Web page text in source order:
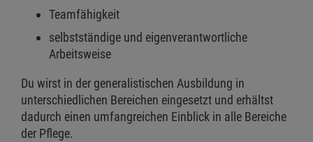
Teamfähigkeit
selbstständige und eigenverantwortliche
Arbeitsweise
Du wirst in der generalistischen Ausbildung in
unterschiedlichen Bereichen eingesetzt und erhältst
dadurch einen umfangreichen Einblick in alle Bereiche
der Pflege.